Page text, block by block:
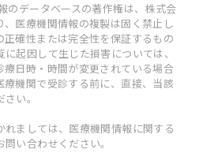
のデータベースの著作権は、株式会
医療機関情報の複製は固く禁止し
正確性または完全性を保証するもの
起因して生じた損害については、
日時・時間が変更されている場合
機関で受診する前に、直接、当該
い。
れましては、医療機関情報に関する
い合わせください。